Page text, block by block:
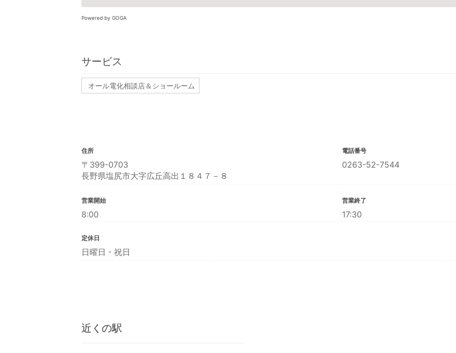
Powered by GOGA
サービス
オール電化相談店＆ショールーム
住所
〒399-0703
長野県塩尻市大字広丘高出１８４７－８
電話番号
0263-52-7544
営業開始
8:00
営業終了
17:30
定休日
日曜日・祝日
近くの駅